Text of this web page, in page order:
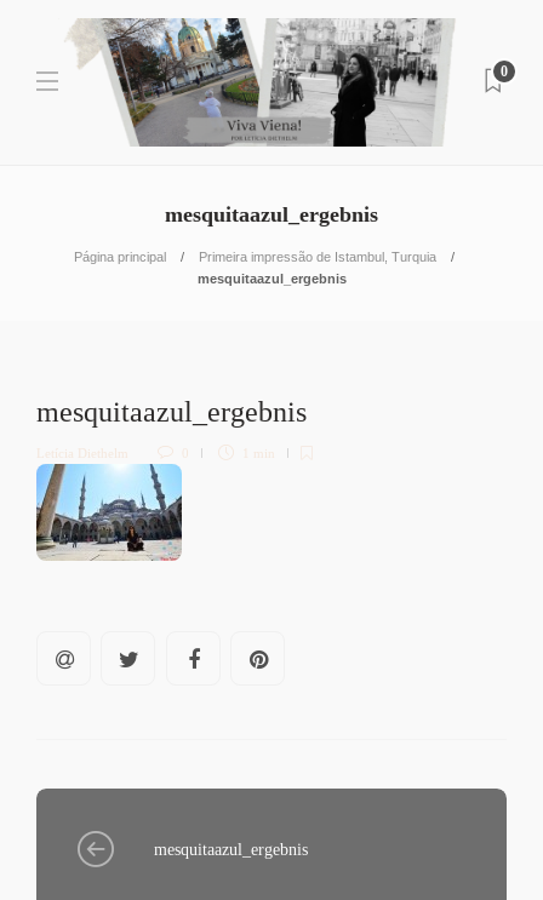
0
mesquitaazul_ergebnis
Página principal
Primeira impressão de Istambul, Turquia
mesquitaazul_ergebnis
mesquitaazul_ergebnis
Letícia Diethelm 0 1 min
mesquitaazul_ergebnis